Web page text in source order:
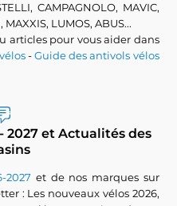
CAMPAGNOLO, MAVIC,
LUMOS, ABUS...
articles pour vous aider dans
-Guide des antivols vélos
2027 et Actualités des
2027 et de nos marques sur
: Les nouveaux vélos 2026,